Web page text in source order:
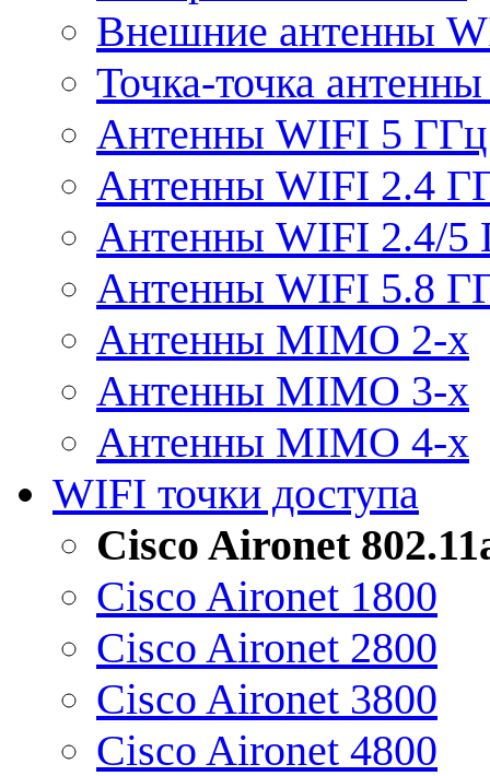
Внешние антенны
Точка-точка
Антенны WIFI 5 ГГц
Антенны WIFI 2.4
Антенны WIFI 2.4/5
Антенны WIFI 5.8
Антенны MIMO 2-x
Антенны MIMO 3-x
Антенны MIMO 4-x
WIFI точки доступа
Cisco Aironet
Cisco Aironet 1800
Cisco Aironet 2800
Cisco Aironet 3800
Cisco Aironet 4800